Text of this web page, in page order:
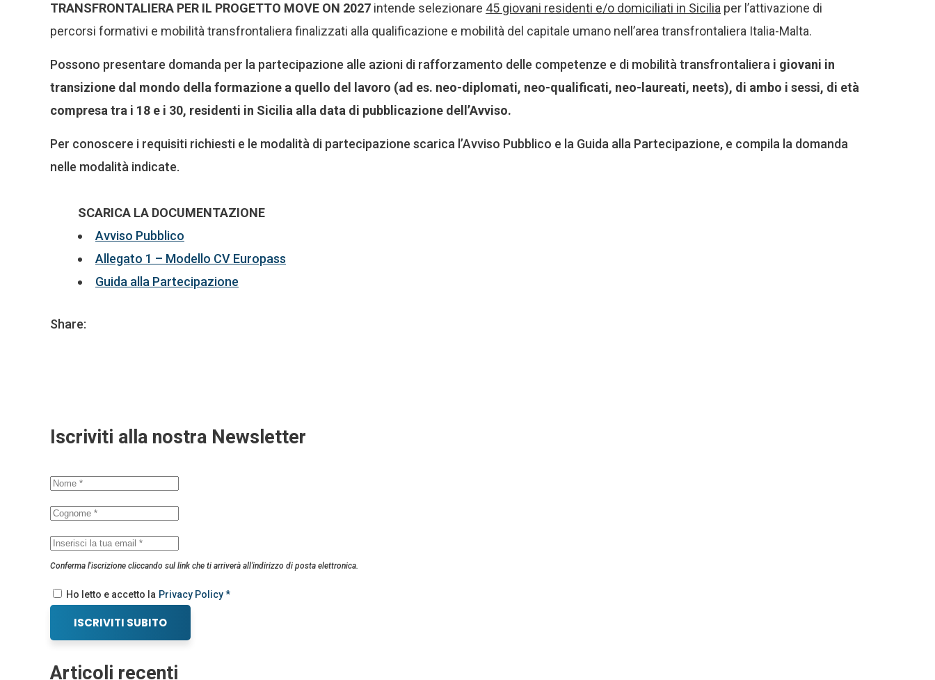
TRANSFRONTALIERA PER IL PROGETTO MOVE ON 2027 intende selezionare 45 giovani residenti e/o domiciliati in Sicilia per l’attivazione di
percorsi formativi e mobilità transfrontaliera finalizzati alla qualificazione e mobilità del capitale umano nell’area transfrontaliera Italia-Malta.
Possono presentare domanda per la partecipazione alle azioni di rafforzamento delle competenze e di mobilità transfrontaliera i giovani in
transizione dal mondo della formazione a quello del lavoro (ad es. neo-diplomati, neo-qualificati, neo-laureati, neets), di ambo i sessi, di età
compresa tra i 18 e i 30, residenti in Sicilia alla data di pubblicazione dell’Avviso.
Per conoscere i requisiti richiesti e le modalità di partecipazione scarica l’Avviso Pubblico e la Guida alla Partecipazione, e compila la domanda
nelle modalità indicate.
SCARICA LA DOCUMENTAZIONE
Avviso Pubblico
Allegato 1 – Modello CV Europass
Guida alla Partecipazione
Share:
Iscriviti alla nostra Newsletter
Conferma l'iscrizione cliccando sul link che ti arriverà all'indirizzo di posta elettronica.
Ho letto e accetto la Privacy Policy *
ISCRIVITI SUBITO
Articoli recenti